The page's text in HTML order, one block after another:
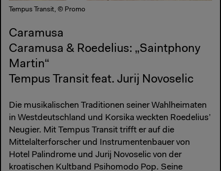
Tempus Transit, © Promo
Caramusa
Caramusa & Roedelius: „Saintphony
Martin“
Tempus Transit feat. Jurij Novoselic
Die musikalischen Traditionen seiner Wahlheimaten
in Westdeutschland und Korsika weckten Roedelius’
Neugier. Mit Tempus Transit trifft er auf die
Mittelalterforscher und Instrumentenbauer von
Hotel Palindrome und Jurij Novoselic von der
kroatischen Kultband Psihomodo Pop. Seine